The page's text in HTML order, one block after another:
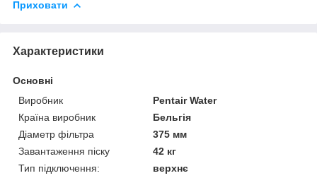
Приховати
Характеристики
Основні
Виробник
Pentair Water
Країна виробник
Бельгія
Діаметр фільтра
375 мм
Завантаження піску
42 кг
Тип підключення:
верхнє